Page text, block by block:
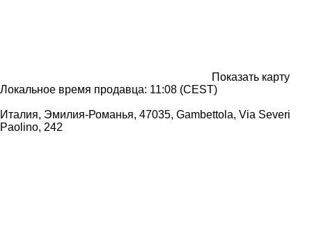
Показать карту
Локальное время продавца: 11:08 (CEST)
Италия, Эмилия-Романья, 47035, Gambettola, Via Severi
Paolino, 242